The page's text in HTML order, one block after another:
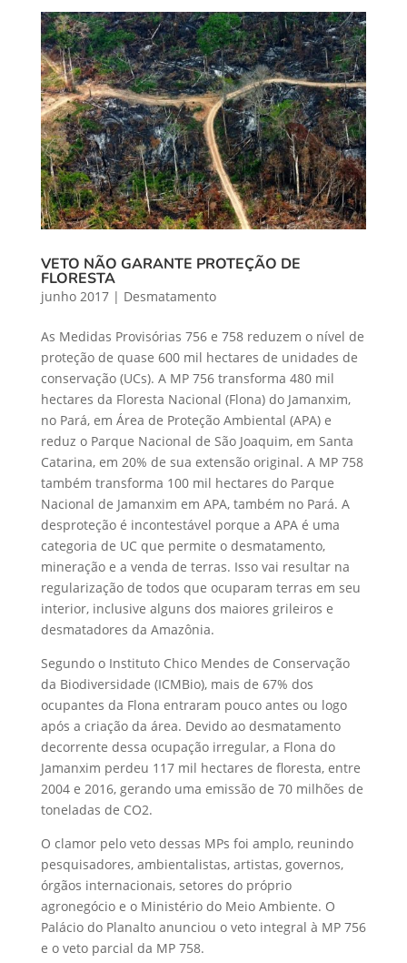
VETO NÃO GARANTE PROTEÇÃO DE
FLORESTA
junho 2017| Desmatamento
As Medidas Provisórias 756 e 758 reduzem o nível de
proteção de quase 600 mil hectares de unidades de
conservação (UCs). A MP 756 transforma 480 mil
hectares da Floresta Nacional (Flona) do Jamanxim,
no Pará, em Área de Proteção Ambiental (APA) e
reduz o Parque Nacional de São Joaquim, em Santa
Catarina, em 20% de sua extensão original. A MP 758
também transforma 100 mil hectares do Parque
Nacional de Jamanxim em APA, também no Pará. A
desproteção é incontestável porque a APA é uma
categoria de UC que permite o desmatamento,
mineração e a venda de terras. Isso vai resultar na
regularização de todos que ocuparam terras em seu
interior, inclusive alguns dos maiores grileiros e
desmatadores da Amazônia.
Segundo o Instituto Chico Mendes de Conservação
da Biodiversidade (ICMBio), mais de 67% dos
ocupantes da Flona entraram pouco antes ou logo
após a criação da área. Devido ao desmatamento
decorrente dessa ocupação irregular, a Flona do
Jamanxim perdeu 117 mil hectares de floresta, entre
2004 e 2016, gerando uma emissão de 70 milhões de
toneladas de CO2.
O clamor pelo veto dessas MPs foi amplo, reunindo
pesquisadores, ambientalistas, artistas, governos,
órgãos internacionais, setores do próprio
agronegócio e o Ministério do Meio Ambiente. O
Palácio do Planalto anunciou o veto integral à MP 756
e o veto parcial da MP 758.